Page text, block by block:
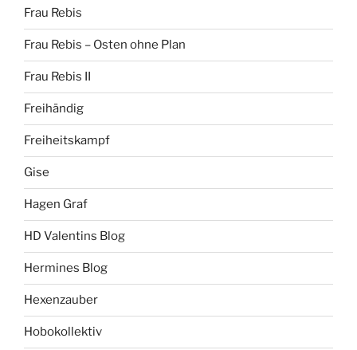
Frau Rebis
Frau Rebis – Osten ohne Plan
Frau Rebis II
Freihändig
Freiheitskampf
Gise
Hagen Graf
HD Valentins Blog
Hermines Blog
Hexenzauber
Hobokollektiv